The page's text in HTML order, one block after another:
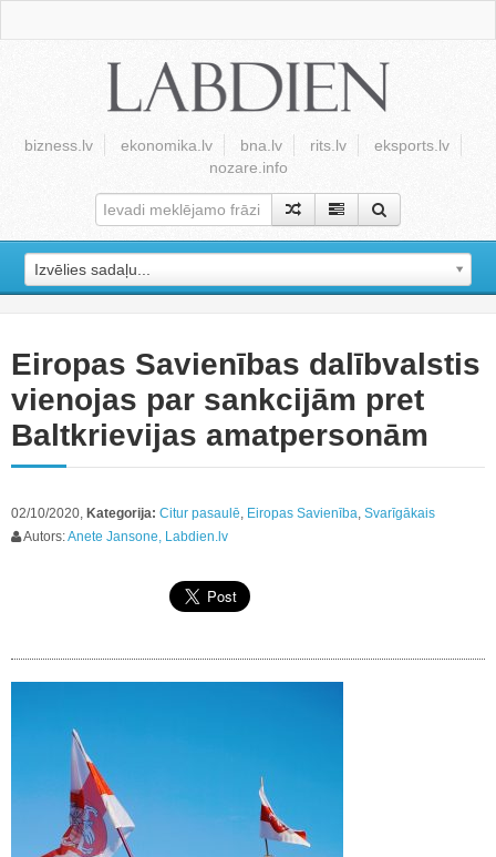
bizness.lv ekonomika.lv bna.lv rits.lv
eksports.lv
nozare.info
Izvēlies sadaļu...
Eiropas Savienības dalībvalstis
vienojas par sankcijām pret
Baltkrievijas amatpersonām
02/10/2020, Kategorija: Citur pasaulē, Eiropas Savienība, Svarīgākais
Autors:Anete Jansone, Labdien.lv